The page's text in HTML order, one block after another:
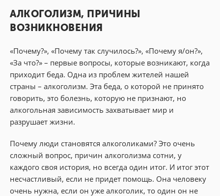
АЛКОГОЛИЗМ, ПРИЧИНЫ
ВОЗНИКНОВЕНИЯ
«Почему?», «Почему так случилось?», «Почему я/он?»,
«За что?» – первые вопросы, которые возникают, когда
приходит беда. Одна из проблем жителей нашей
страны – алкоголизм. Эта беда, о которой не принято
говорить, это болезнь, которую не признают, но
алкогольная зависимость захватывает мир и
разрушает жизни.
Почему люди становятся алкоголиками? Это очень
сложный вопрос, причин алкоголизма сотни, у
каждого своя история, но всегда один итог. И итог этот
несчастливый, если не придет помощь. Она человеку
очень нужна, если он уже алкоголик, то один он не